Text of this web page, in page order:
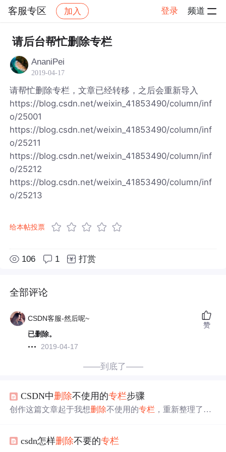
客服专区 加入 登录 频道
社区 客服专区 帖子详情
请后台帮忙删除专栏
AnaniPei
2019-04-17
请帮忙删除专栏，文章已经转移，之后会重新导入
https://blog.csdn.net/weixin_41853490/column/inf
o/25001
https://blog.csdn.net/weixin_41853490/column/inf
o/25211
https://blog.csdn.net/weixin_41853490/column/inf
o/25212
https://blog.csdn.net/weixin_41853490/column/inf
o/25213
给本帖投票
106 1 打赏
全部评论
CSDN客服-然后呢~
已删除。
2019-04-17
赞
——到底了——
CSDN中删除不使用的专栏步骤
创作这篇文章起于我想删除不使用的专栏 ，重新整理了文
csdn怎样删除不要的专栏